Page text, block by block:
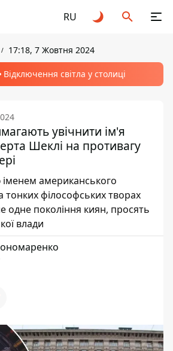
RU
17:18, 7 Жовтня 2024
Відключення світла у столиці
увічнити ім'я
Шеклі на противагу
американського
філософських творах
одне покоління киян, просять
влади